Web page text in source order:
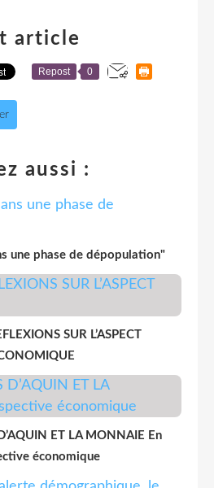
article
Repost 0
aussi :
une phase de dépopulation"
SUR L’ASPECT
ET LA MONNAIE En
économique